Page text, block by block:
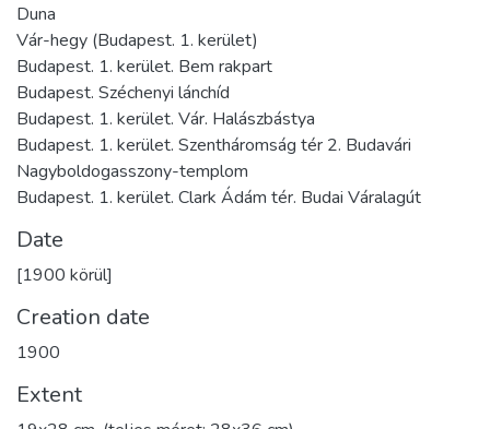
Duna
Vár-hegy (Budapest. 1. kerület)
Budapest. 1. kerület. Bem rakpart
Budapest. Széchenyi lánchíd
Budapest. 1. kerület. Vár. Halászbástya
Budapest. 1. kerület. Szentháromság tér 2. Budavári
Nagyboldogasszony-templom
Budapest. 1. kerület. Clark Ádám tér. Budai Váralagút
Date
[1900 körül]
Creation date
1900
Extent